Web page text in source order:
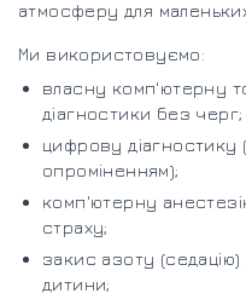
атмосферу для маленьких
Ми використовуємо:
власну комп'ютерну
діагностики без черг;
цифрову діагностику
опроміненням);
комп'ютерну
страху;
закис азоту
дитини;